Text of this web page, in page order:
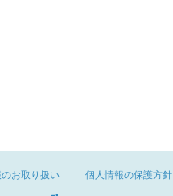
お取り扱い 個人情報の保護方針